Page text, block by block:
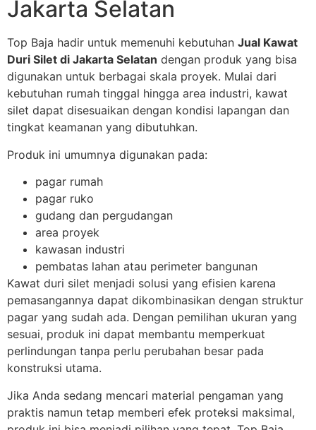
Jakarta Selatan
Top Baja hadir untuk memenuhi kebutuhan Jual Kawat
Duri Silet di Jakarta Selatan dengan produk yang bisa
digunakan untuk berbagai skala proyek. Mulai dari
kebutuhan rumah tinggal hingga area industri, kawat
silet dapat disesuaikan dengan kondisi lapangan dan
tingkat keamanan yang dibutuhkan.
Produk ini umumnya digunakan pada:
pagar rumah
pagar ruko
gudang dan pergudangan
area proyek
kawasan industri
pembatas lahan atau perimeter bangunan
Kawat duri silet menjadi solusi yang efisien karena
pemasangannya dapat dikombinasikan dengan struktur
pagar yang sudah ada. Dengan pemilihan ukuran yang
sesuai, produk ini dapat membantu memperkuat
perlindungan tanpa perlu perubahan besar pada
konstruksi utama.
Jika Anda sedang mencari material pengaman yang
praktis namun tetap memberi efek proteksi maksimal,